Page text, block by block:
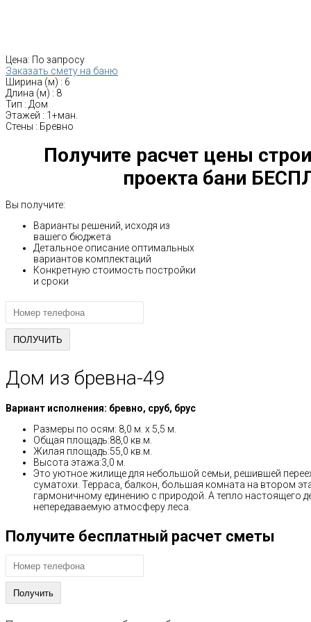
Цена: По запросу
Заказать смету на баню
Ширина (м) : 6
Длина (м) : 8
Тип : Дом
Этажей : 1+ман.
Стены : Бревно
Получите расчет цены
проекта бани
Вы получите:
Варианты решений, исходя из
вашего бюджета
Детальное описание оптимальных
вариантов комплектаций
Конкретную стоимость постройки
и сроки
Дом из бревна-49
Вариант исполнения: бревно, сруб, брус
Размеры по осям: 8,0 м. x 5,5 м.
Общая площадь:88,0 кв.м.
Жилая площадь:55,0 кв.м.
Высота этажа:3,0 м.
Это уютное жилище для небольшой семьи, решившей
суматохи. Терраса, балкон, большая комната на втором
гармоничному единению с природой. А тепло настоящего
непередаваемую атмосферу леса.
Получите бесплатный расчет сметы